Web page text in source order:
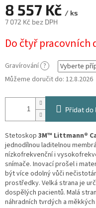
8 557 Kč / ks
7 072 Kč bez DPH
cena:
Do čtyř pracovních
Gravírování ?
Můžeme doručit do: 12.8.2026
Přidat do
Stetoskop 3M™ Littmann®
jednodílnou laditelnou
nízkofrekvenční i
snímače. Inovací prošel i
být více odolný vůči
prostředky. Velká strana je
dospělých pacientů. Malá
náhradních tvrdých a